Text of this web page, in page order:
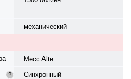
механический
Mecc Alte
?
Синхронный